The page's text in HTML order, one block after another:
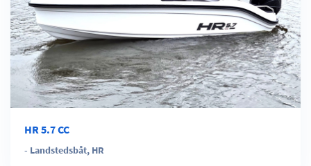
HR 5.7 CC
- Landstedsbåt, HR